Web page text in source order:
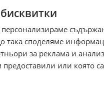
споделяме
за реклама и
или която